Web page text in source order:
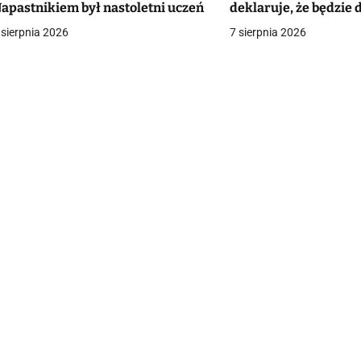
był nastoletni uczeń
2026
deklaruje, że będzie
7 sierpnia 2026